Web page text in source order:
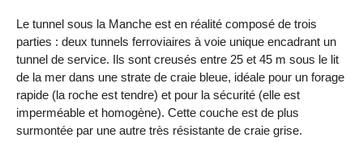
Le tunnel sous la Manche est en réalité composé de trois
parties : deux tunnels ferroviaires à voie unique encadrant un
tunnel de service. Ils sont creusés entre 25 et 45 m sous le lit
de la mer dans une strate de craie bleue, idéale pour un forage
rapide (la roche est tendre) et pour la sécurité (elle est
imperméable et homogène). Cette couche est de plus
surmontée par une autre très résistante de craie grise.